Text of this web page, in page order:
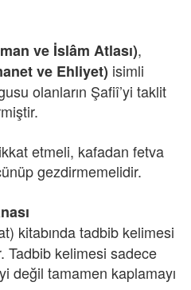
ve İslâm Atlası),
ve Ehliyet) isimli
olanların Şafiî’yi taklit
etmeli, kafadan fetva
gezdirmemelidir.
kitabında tadbib kelimesi
Tadbib kelimesi sadece
değil tamamen kaplamayı